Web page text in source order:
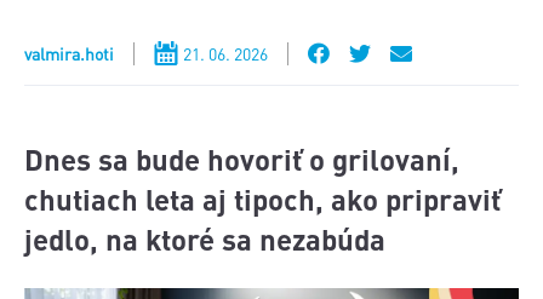
valmira.hoti 21. 06. 2026
Dnes sa bude hovoriť o grilovaní,
chutiach leta aj tipoch, ako pripraviť
jedlo, na ktoré sa nezabúda